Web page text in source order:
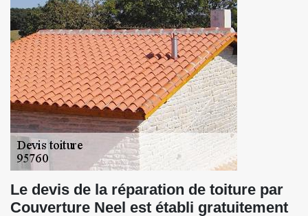
Le devis de la réparation de toiture par
Couverture Neel est établi gratuitement